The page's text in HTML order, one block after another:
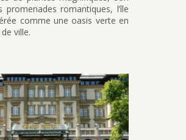
promenades romantiques, l’île
comme une oasis verte en
ville.